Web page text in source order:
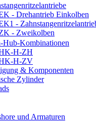
- Drehantrieb Einkolben
-
- Zweikolben
Hub-Kombinationen
H-ZH
H-ZV
& Komponenten
Zylinder
und Armaturen